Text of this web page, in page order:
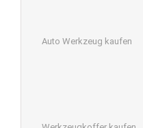
Auto Werkzeug kaufen